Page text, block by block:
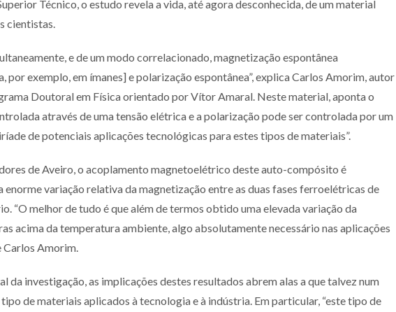
Técnico, o estudo revela a vida, até agora desconhecida, de um material
cientistas.
e de um modo correlacionado, magnetização espontânea
exemplo, em ímanes] e polarização espontânea”, explica Carlos Amorim, autor
Doutoral em Física orientado por Vítor Amaral. Neste material, aponta o
através de uma tensão elétrica e a polarização pode ser controlada por um
de potenciais aplicações tecnológicas para estes tipos de materiais”.
de Aveiro, o acoplamento magnetoelétrico deste auto-compósito é
variação relativa da magnetização entre as duas fases ferroelétricas de
“O melhor de tudo é que além de termos obtido uma elevada variação da
acima da temperatura ambiente, algo absolutamente necessário nas aplicações
Carlos Amorim.
da investigação, as implicações destes resultados abrem alas a que talvez num
de materiais aplicados à tecnologia e à indústria. Em particular, “este tipo de